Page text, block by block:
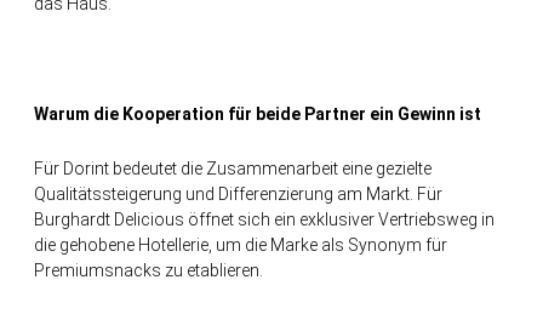
Warum die Kooperation für beide Partner ein Gewinn ist
Für Dorint bedeutet die Zusammenarbeit eine gezielte
Qualitätssteigerung und Differenzierung am Markt. Für
Burghardt Delicious öffnet sich ein exklusiver Vertriebsweg in
die gehobene Hotellerie, um die Marke als Synonym für
Premiumsnacks zu etablieren.